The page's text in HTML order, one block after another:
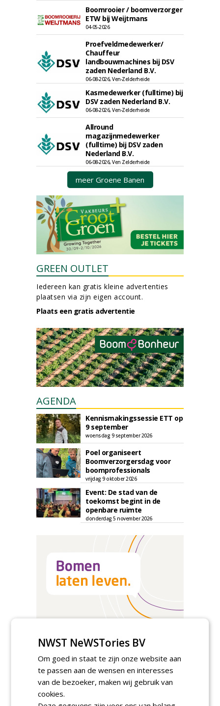
Boomrooier / boomverzorger
ETW bij Weijtmans
04-05-2026
Proefveldmedewerker/
Chauffeur
landbouwmachines bij DSV
zaden Nederland B.V.
06-08-2026, Ven-Zelderheide
Kasmedewerker (fulltime) bij
DSV zaden Nederland B.V.
06-08-2026, Ven-Zelderheide
Allround
magazijnmedewerker
(fulltime) bij DSV zaden
Nederland B.V.
06-08-2026, Ven Zelderheide
meer Groene Banen
GREEN OUTLET
Iedereen kan gratis kleine advertenties
plaatsen via zijn eigen account.
Plaats een gratis advertentie
AGENDA
Kennismakingssessie ETT op
9 september
woensdag 9 september 2026
Poel organiseert
Boomverzorgersdag voor
boomprofessionals
vrijdag 9 oktober 2026
Event: De stad van de
toekomst begint in de
openbare ruimte
donderdag 5 november 2026
TENDERS
Gemeente Tilburg gunt raamovereenkomst
kap en herplant bomen aan J. van Esch.
NWST NeWSTories BV
Om goed in staat te zijn onze website aan
te passen aan de wensen en interesses
van de bezoeker, maken wij gebruik van
cookies.